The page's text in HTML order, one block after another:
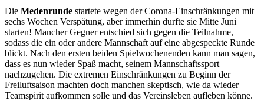
Die Medenrunde startete wegen der Corona-Einschränkungen mit
sechs Wochen Verspätung, aber immerhin durfte sie Mitte Juni
starten! Mancher Gegner entschied sich gegen die Teilnahme,
sodass die ein oder andere Mannschaft auf eine abgespeckte Runde
blickt. Nach den ersten beiden Spielwochenenden kann man sagen,
dass es nun wieder Spaß macht, seinem Mannschaftssport
nachzugehen. Die extremen Einschränkungen zu Beginn der
Freiluftsaison machten doch manchen skeptisch, wie da wieder
Teamspirit aufkommen solle und das Vereinsleben aufleben könne.